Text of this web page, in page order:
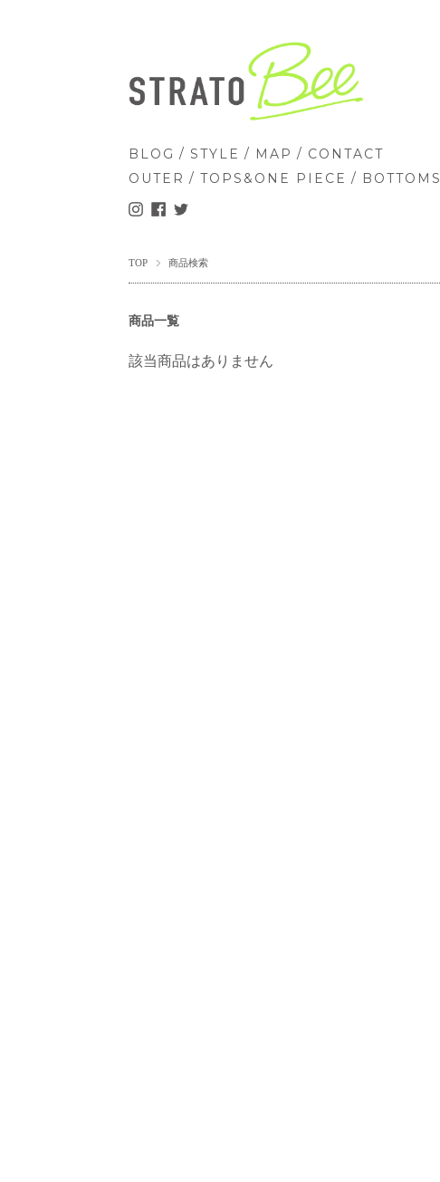
BLOG / STYLE / MAP / CONTACT
OUTER / TOPS&ONE PIECE / BOTTOMS
TOP 商品検索
商品一覧
該当商品はありません